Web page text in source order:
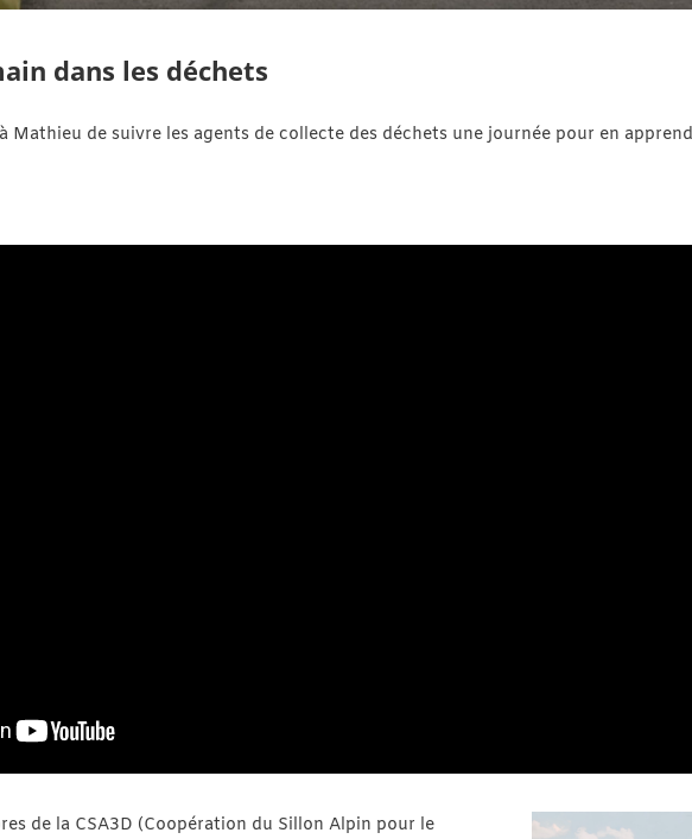
dans les déchets
Mathieu de suivre les agents de collecte des déchets une journée pour en
de la CSA3D (Coopération du Sillon Alpin pour le